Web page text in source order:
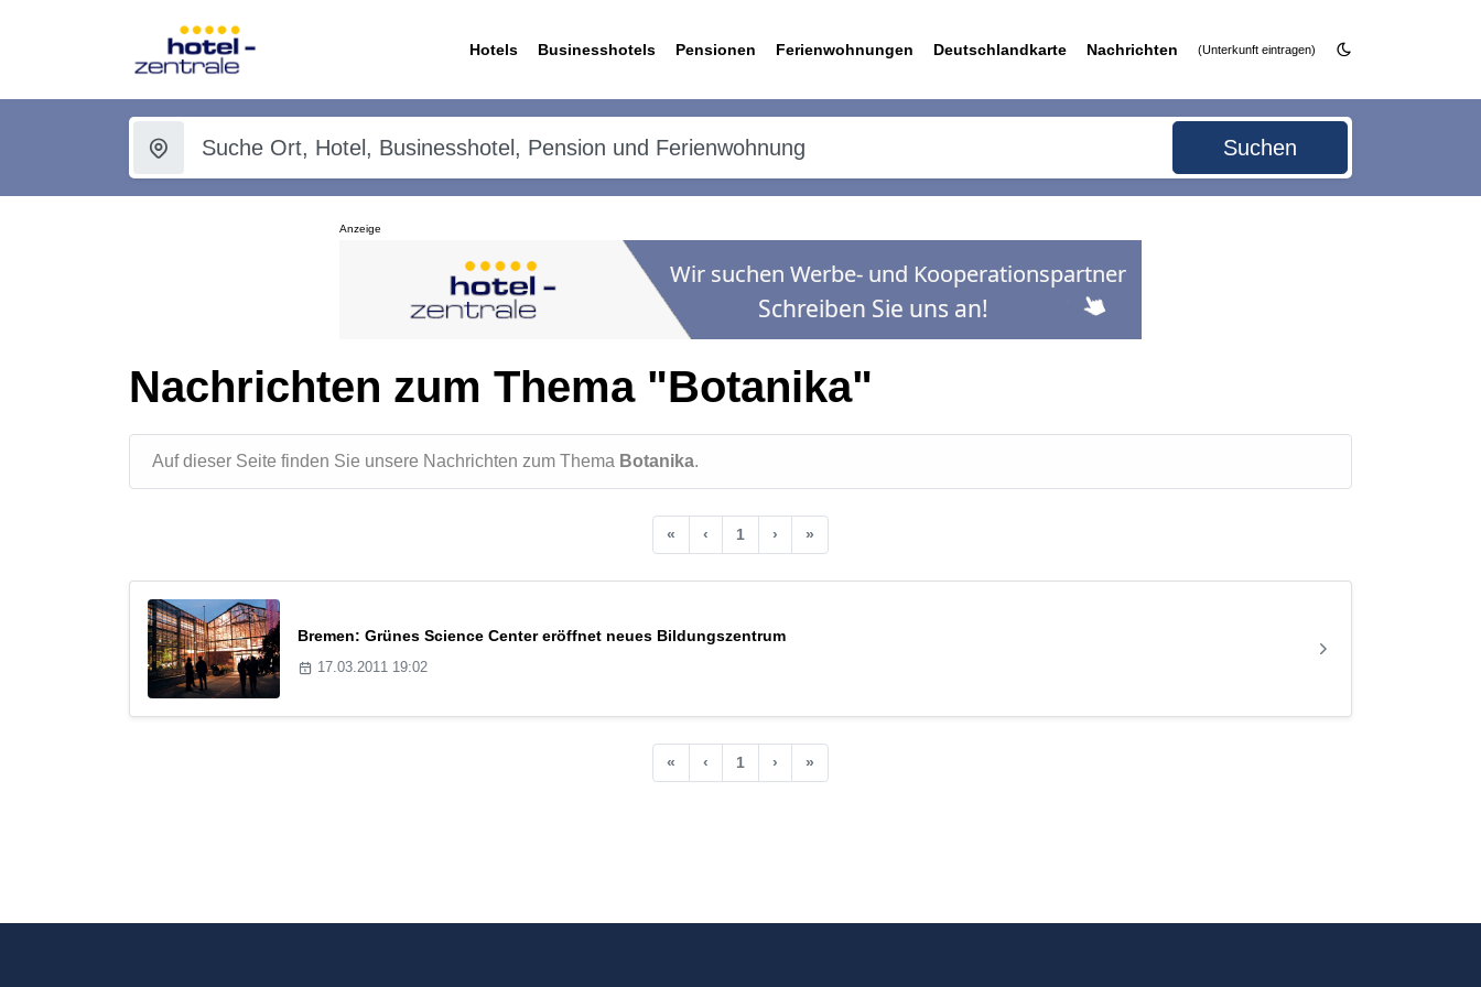
Hotels Businesshotels Pensionen Ferienwohnungen Deutschlandkarte Nachrichten (Unterkunft eintragen)
Suchen
Anzeige
Nachrichten zum Thema "Botanika"
Auf dieser Seite finden Sie unsere Nachrichten zum Thema Botanika.
« ‹ 1 › »
Bremen: Grünes Science Center eröffnet neues Bildungszentrum
17.03.2011 19:02
« ‹ 1 › »